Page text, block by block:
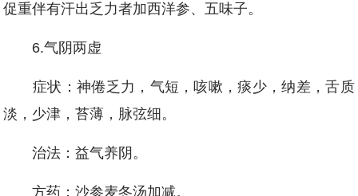
促重伴有汗出乏力者加西洋参、五味子。
6.气阴两虚
症状：神倦乏力，气短，咳嗽，痰少，纳差，舌质
淡，少津，苔薄，脉弦细。
治法：益气养阴。
方药：沙参麦冬汤加减。